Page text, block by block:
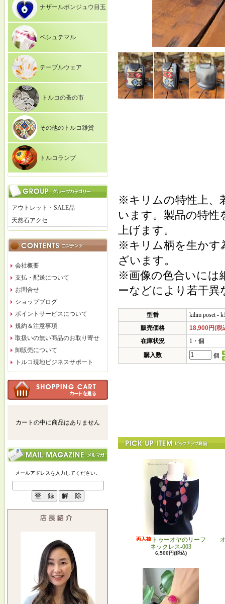
ナザールボンジュウ目玉
ペシュテマル
テーブルウェア
トルコの蚤の市
その他のトルコ雑貨
トルコランプ
アウトレット・SALE品
天然石アクセ
会社概要
支払・配送について
お問合せ
ショップブログ
ポイントサービスについて
規約＆注意事項
取扱いの無い商品のお取り寄せ
卸販売について
トルコ現地ビジネスサポート
カートの中に商品はありません
メールアドレスを入力してください。
※キリムの特性上、
います。製品の特性
上げます。
※キリム柄を生かす
ざいます。
※画像の色合いには
ーなどにより若干
型番
kilim poset -
販売価格
18,900円(税
在庫状況
1・個
購入数
個
トゥーオヤのリーフ
ネックレス-003
6,500円(税込)